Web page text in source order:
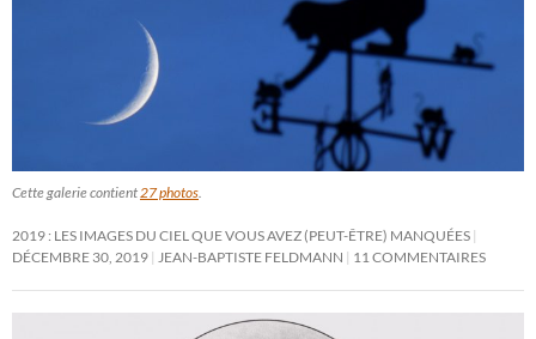
Cette galerie contient 27 photos
2019 : LES IMAGES DU CIEL QUE VOUS AVEZ (PEUT-ÊTRE) MANQUÉES
DÉCEMBRE 30, 2019
JEAN-BAPTISTE FELDMANN 11 COMMENTAIRES